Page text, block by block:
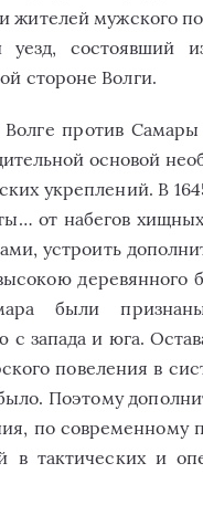
жителей мужского
уезд, состоявший
стороне Волги.
против
основой
укреплений. В
от набегов
устроить
деревянного
были признаны
запада и юга.
повеления в
Поэтому
по современному
тактических и